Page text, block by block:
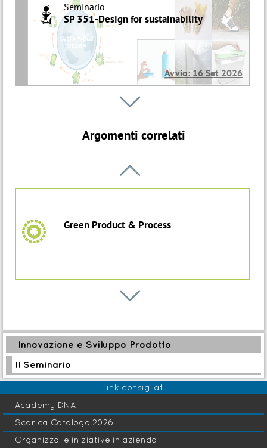
O Seminario
SP 351-Design for sustainability
Avvio: 16 Set 2026
industriale
Product Development Excellence
Avvio: 19 Ott 2026

Argomenti correlati

8 Green Product & Process
O
Prodotto
5 Energy Efficiency

Innovazione e Sviluppo Prodotto
Il Seminario
Link consigliati
Academy DNA
Scarica Catalogo 2026
Organizza le iniziative in azienda